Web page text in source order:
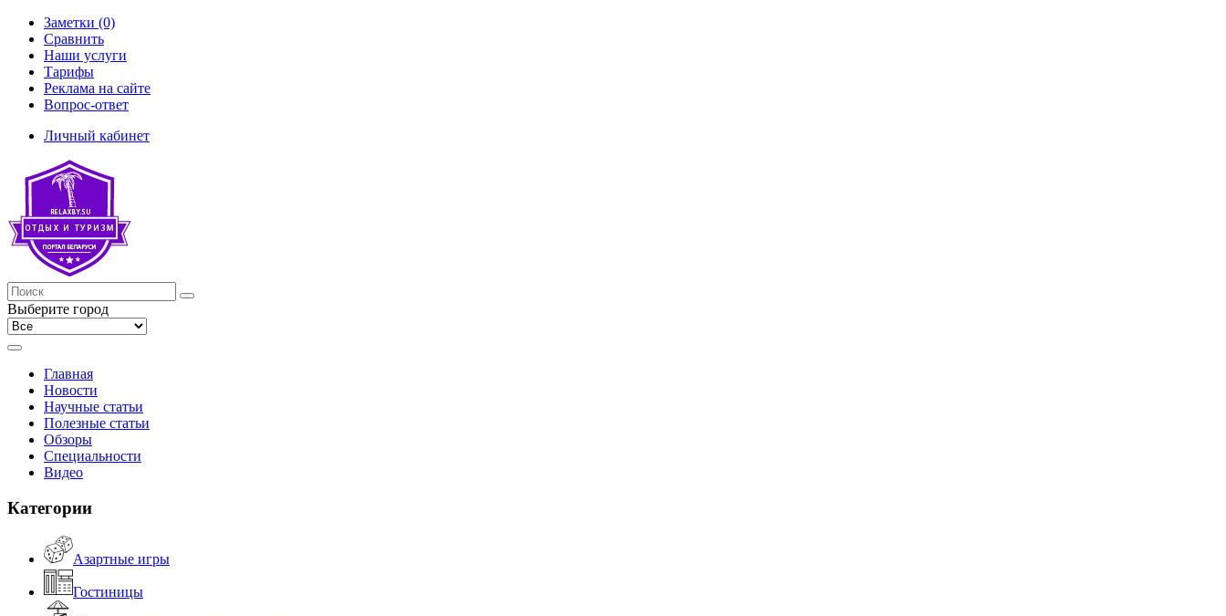
Заметки (0)
Сравнить
Наши услуги
Тарифы
Реклама на сайте
Вопрос-ответ
Личный кабинет
Выберите город
Главная
Новости
Научные статьи
Полезные статьи
Обзоры
Специальности
Видео
Категории
Азартные игры
Гостиницы